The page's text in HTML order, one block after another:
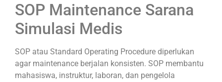
SOP Maintenance Sarana
Simulasi Medis
SOP atau Standard Operating Procedure diperlukan
agar maintenance berjalan konsisten. SOP membantu
mahasiswa, instruktur, laboran, dan pengelola